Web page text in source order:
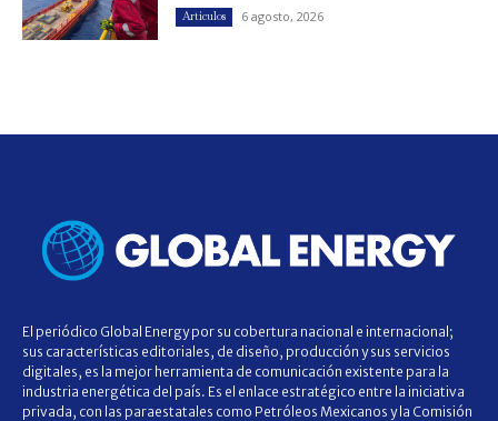
Artículos 6 agosto, 2026
El periódico Global Energy por su cobertura nacional e internacional;
sus características editoriales, de diseño, producción y sus servicios
digitales, es la mejor herramienta de comunicación existente para la
industria energética del país. Es el enlace estratégico entre la iniciativa
privada, con las paraestatales como Petróleos Mexicanos y la Comisión